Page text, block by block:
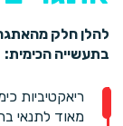
להלן חלק
בתעשייה הכימית:
ריאקטיביות
מאוד לתנאי